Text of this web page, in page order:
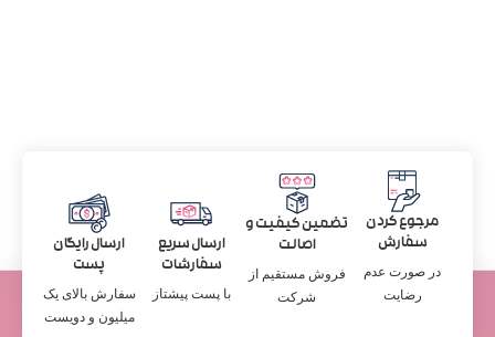
مرجوع کردن
سفارش
در صورت عدم
رضایت
تضمین کیفیت و
اصالت
فروش مستقیم از
شرکت
ارسال سریع
سفارشات
با پست پیشتاز
ارسال رایگان
پست
سفارش بالای یک
میلیون و دویست